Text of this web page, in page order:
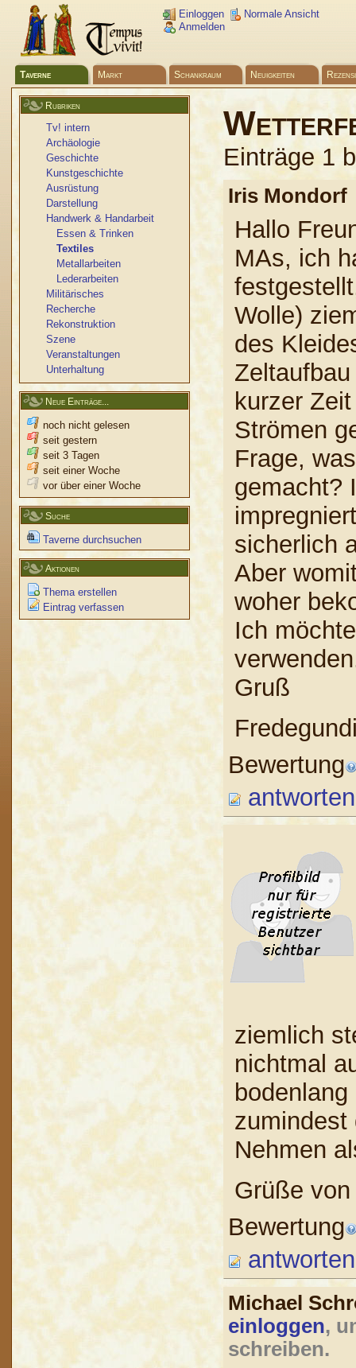
Einloggen
Anmelden
Normale Ansicht
Taverne Markt Schankraum Neuigkeiten
Rubriken
Tv! intern
Archäologie
Geschichte
Kunstgeschichte
Ausrüstung
Darstellung
Handwerk & Handarbeit
Essen & Trinken
Textiles
Metallarbeiten
Lederarbeiten
Militärisches
Recherche
Rekonstruktion
Szene
Veranstaltungen
Unterhaltung
Neue Einträge...
noch nicht gelesen
seit gestern
seit 3 Tagen
seit einer Woche
vor über einer Woche
Suche
Taverne durchsuchen
Aktionen
Thema erstellen
Eintrag verfassen
Einträge 1
Iris
Hallo
MAs, ich
Wolle)
des
kurzer
Strömen
Frage,
gemacht?
sicherlich
Aber
woher
Ich
Gruß
Bewertung
antworten
ziemlich
nichtmal
zumindest
Nehmen
Grüße
Bewertung
antworten
Michael
einloggen,
schreiben.